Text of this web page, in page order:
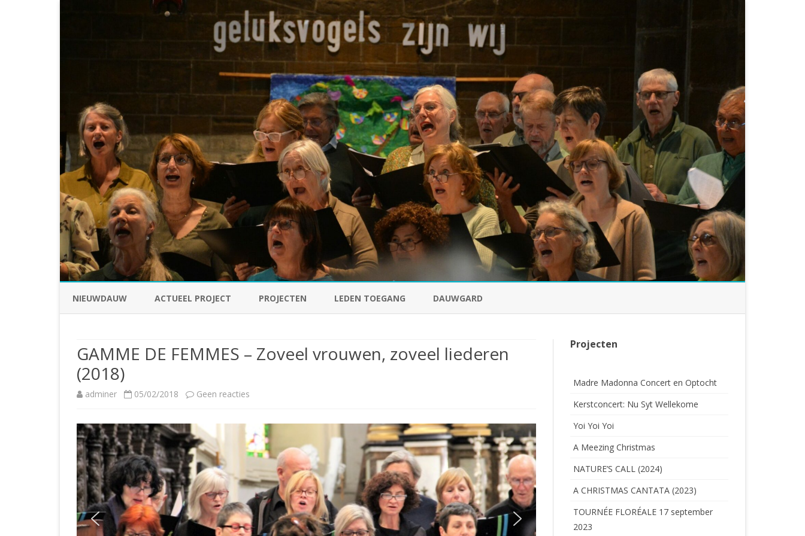
Ga
direct
naar
de
NIEUWDAUW ACTUEEL PROJECT PROJECTEN LEDEN TOEGANG DAUWGARD
GAMME DE FEMMES – Zoveel vrouwen, zoveel liederen
(2018)
adminer 05/02/2018 Geen reacties
DE
FEMMES
–
Zoveel
vrouwen,
Projecten
Madre Madonna Concert en Optocht
Kerstconcert: Nu Syt Wellekome
Yoi Yoi Yoi
A Meezing Christmas
NATURE’S CALL (2024)
A CHRISTMAS CANTATA (2023)
TOURNÉE FLORÉALE 17 september
2023